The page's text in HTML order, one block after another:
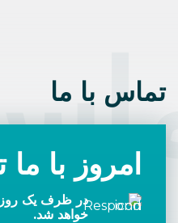
تماس با ما
امروز با
در ظرف یک روز
خواهد شد.